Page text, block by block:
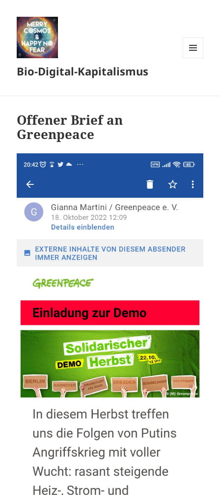
Bio-Digital-Kapitalismus
Offener Brief an
Greenpeace